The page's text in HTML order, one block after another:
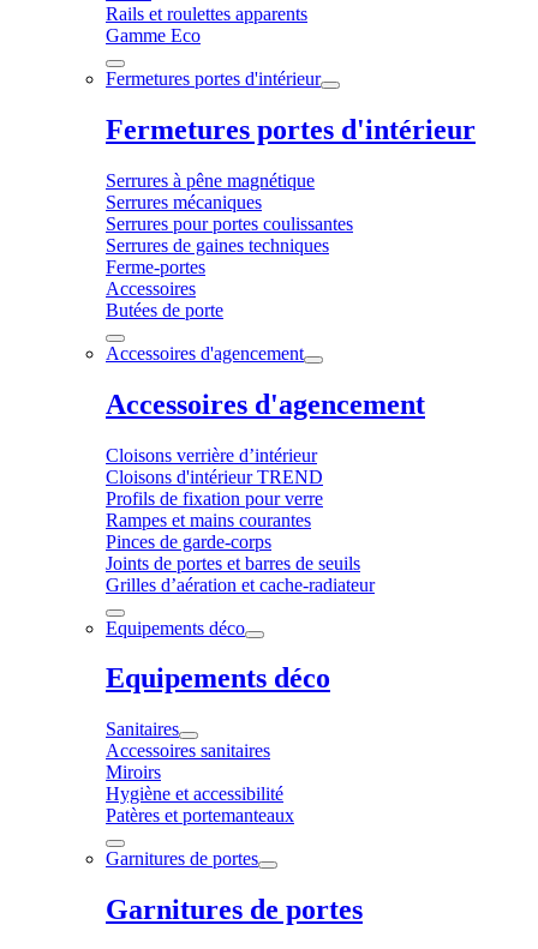
Rails et roulettes apparents
Gamme Eco
Fermetures portes d'intérieur
Fermetures portes d'intérieur
Serrures à pêne magnétique
Serrures mécaniques
Serrures pour portes coulissantes
Serrures de gaines techniques
Ferme-portes
Accessoires
Butées de porte
Accessoires d'agencement
Accessoires d'agencement
Cloisons verrière d’intérieur
Cloisons d'intérieur TREND
Profils de fixation pour verre
Rampes et mains courantes
Pinces de garde-corps
Joints de portes et barres de seuils
Grilles d’aération et cache-radiateur
Equipements déco
Equipements déco
Sanitaires
Accessoires sanitaires
Miroirs
Hygiène et accessibilité
Patères et portemanteaux
Garnitures de portes
Garnitures de portes